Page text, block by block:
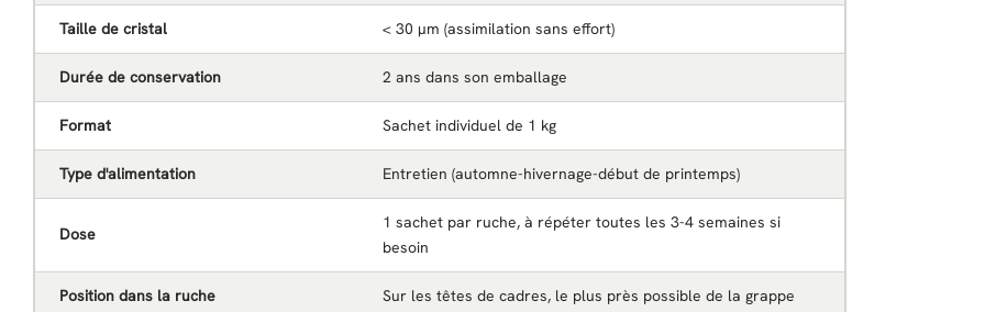
Taille de cristal < 30 µm (assimilation sans effort)
Durée de conservation 2 ans dans son emballage
Format Sachet individuel de 1 kg
Type d'alimentation Entretien (automne-hivernage-début de printemps)
Dose
1 sachet par ruche, à répéter toutes les 3-4 semaines si
besoin
Position dans la ruche Sur les têtes de cadres, le plus près possible de la grappe